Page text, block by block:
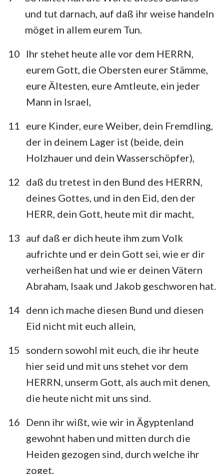
und tut darnach, auf daß ihr weise handeln
möget in allem eurem Tun.
10
Ihr stehet heute alle vor dem HERRN,
eurem Gott, die Obersten eurer Stämme,
eure Ältesten, eure Amtleute, ein jeder
Mann in Israel,
11
eure Kinder, eure Weiber, dein Fremdling,
der in deinem Lager ist (beide, dein
Holzhauer und dein Wasserschöpfer),
12
daß du tretest in den Bund des HERRN,
deines Gottes, und in den Eid, den der
HERR, dein Gott, heute mit dir macht,
13 auf daß er dich heute ihm zum Volk
aufrichte und er dein Gott sei, wie er dir
verheißen hat und wie er deinen Vätern
Abraham, Isaak und Jakob geschworen hat.
14 denn ich mache diesen Bund und diesen
Eid nicht mit euch allein,
15
sondern sowohl mit euch, die ihr heute
hier seid und mit uns stehet vor dem
HERRN, unserm Gott, als auch mit denen,
die heute nicht mit uns sind.
16
Denn ihr wißt, wie wir in Ägyptenland
gewohnt haben und mitten durch die
Heiden gezogen sind, durch welche ihr
zoget,